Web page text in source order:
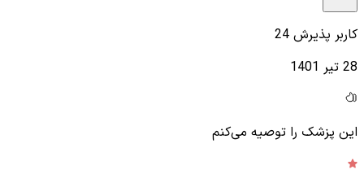
کاربر پذیرش 24
28 تیر 1401
این پزشک را توصیه می‌کنم